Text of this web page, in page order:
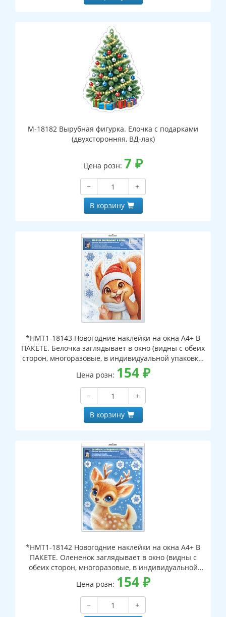
М-18182 Вырубная фигурка. Елочка с подарками
(двухсторонняя, ВД-лак)
Цена розн: 7 ₽
−
+
В корзину
*НМТ1-18143 Новогодние наклейки на окна А4+ В
ПАКЕТЕ. Белочка заглядывает в окно (видны с обеих
сторон, многоразовые, в индивидуальной упаковке,
с европодвесом и клеевым клапаном)
Цена розн: 154₽
−
+
В корзину
*НМТ1-18142 Новогодние наклейки на окна А4+ В
ПАКЕТЕ. Олененок заглядывает в окно (видны с
обеих сторон, многоразовые, в индивидуальной
упаковке, с европодвесом и клеевым клапаном)
Цена розн: 154₽
−
+